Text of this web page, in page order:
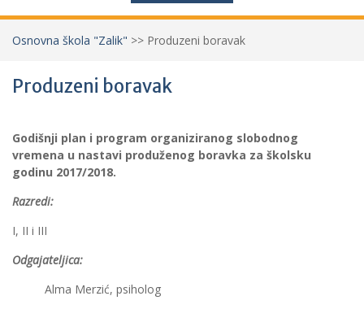
Osnovna škola "Zalik" >> Produzeni boravak
Produzeni boravak
Godišnji plan i program organiziranog slobodnog
vremena u nastavi produženog boravka za školsku
godinu 2017/2018.
Razredi:
I, II i III
Odgajateljica:
Alma Merzić, psiholog